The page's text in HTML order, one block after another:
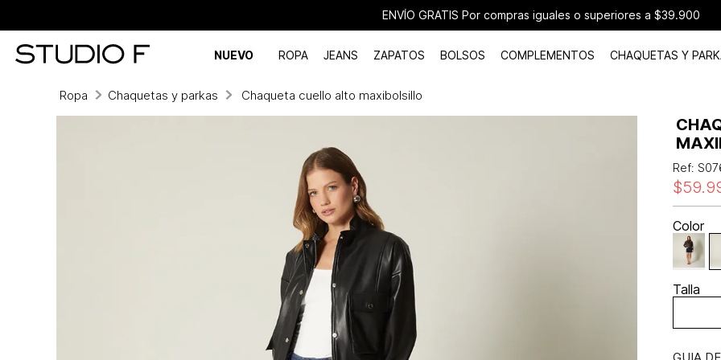
ENVÍO GRATIS Por compras iguales o superiores a $39.900
NUEVO ROPA JEANS ZAPATOS BOLSOS COMPLEMENTOS CHAQUETAS Y
Ropa Chaquetas y parkas Chaqueta cuello alto maxibolsillo
Ref:
$59.
Color
Talla
GUIA